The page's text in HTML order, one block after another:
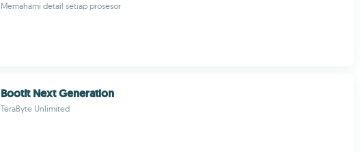
Memahami detail setiap prosesor
BootIt Next Generation
TeraByte Unlimited